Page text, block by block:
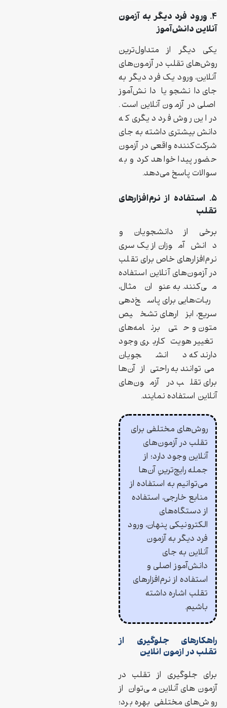
۴. ورود فرد دیگر به آزمون
آنلاین دانش‌آموز
یکی دیگر از متداول‌ترین
روش‌های تقلب در آزمون‌های
آنلاین، ورود یک فرد دیگر به
جای دانشجو یا دانش‌آموز
اصلی در آزمون آنلاین است.
در این روش فرد دیگری که
دانش بیشتری داشته به جای
شرکت‌کننده واقعی در آزمون
حضور پیدا خواهد کرد و به
سوالات پاسخ می‌دهد.
۵. استفاده از نرم‌افزارهای
تقلب
برخی از دانشجویان و
دانش‌آموزان از یک سری
نرم‌افزارهای خاص برای تقلب
در آزمون‌های آنلاین استفاده
می‌کنند. به عنوان مثال،
ربات‌هایی برای پاسخ‌دهی
سریع، ابزارهای تشخیص
متون و حتی برنامه‌های
تغییر هویت کاربری وجود
دارند که دانشجویان
می‌توانند به راحتی از آن‌ها
برای تقلب در آزمون‌های
آنلاین استفاده نمایند.
روش‌های مختلفی برای
تقلب در آزمون‌های
آنلاین وجود دارد؛ از
جمله رایج‌ترینِ آن‌ها
می‌توانیم به استفاده از
منابع خارجی، استفاده
از دستگاه‌های
الکترونیکی پنهان، ورود
فرد دیگر به آزمون
آنلاین به جای
دانش‌آموز اصلی و
استفاده از نرم‌افزارهای
تقلب اشاره داشته
باشیم.
راهکارهای جلوگیری از
تقلب در ازمون انلاین
برای جلوگیری از تقلب در
آزمون‌های آنلاین می‌توان از
روش‌های مختلفی بهره برد؛